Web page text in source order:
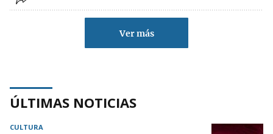
Ver más
ÚLTIMAS NOTICIAS
CULTURA